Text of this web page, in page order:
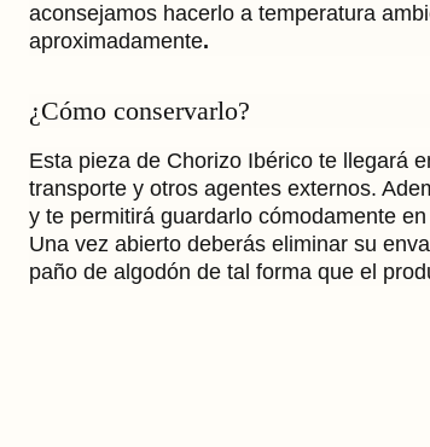
aconsejamos hacerlo a temperatura
aproximadamente.
¿Cómo conservarlo?
Esta pieza de Chorizo Ibérico te llegará
transporte y otros agentes externos.
y te permitirá guardarlo cómodamente
Una vez abierto deberás eliminar su
paño de algodón de tal forma que el